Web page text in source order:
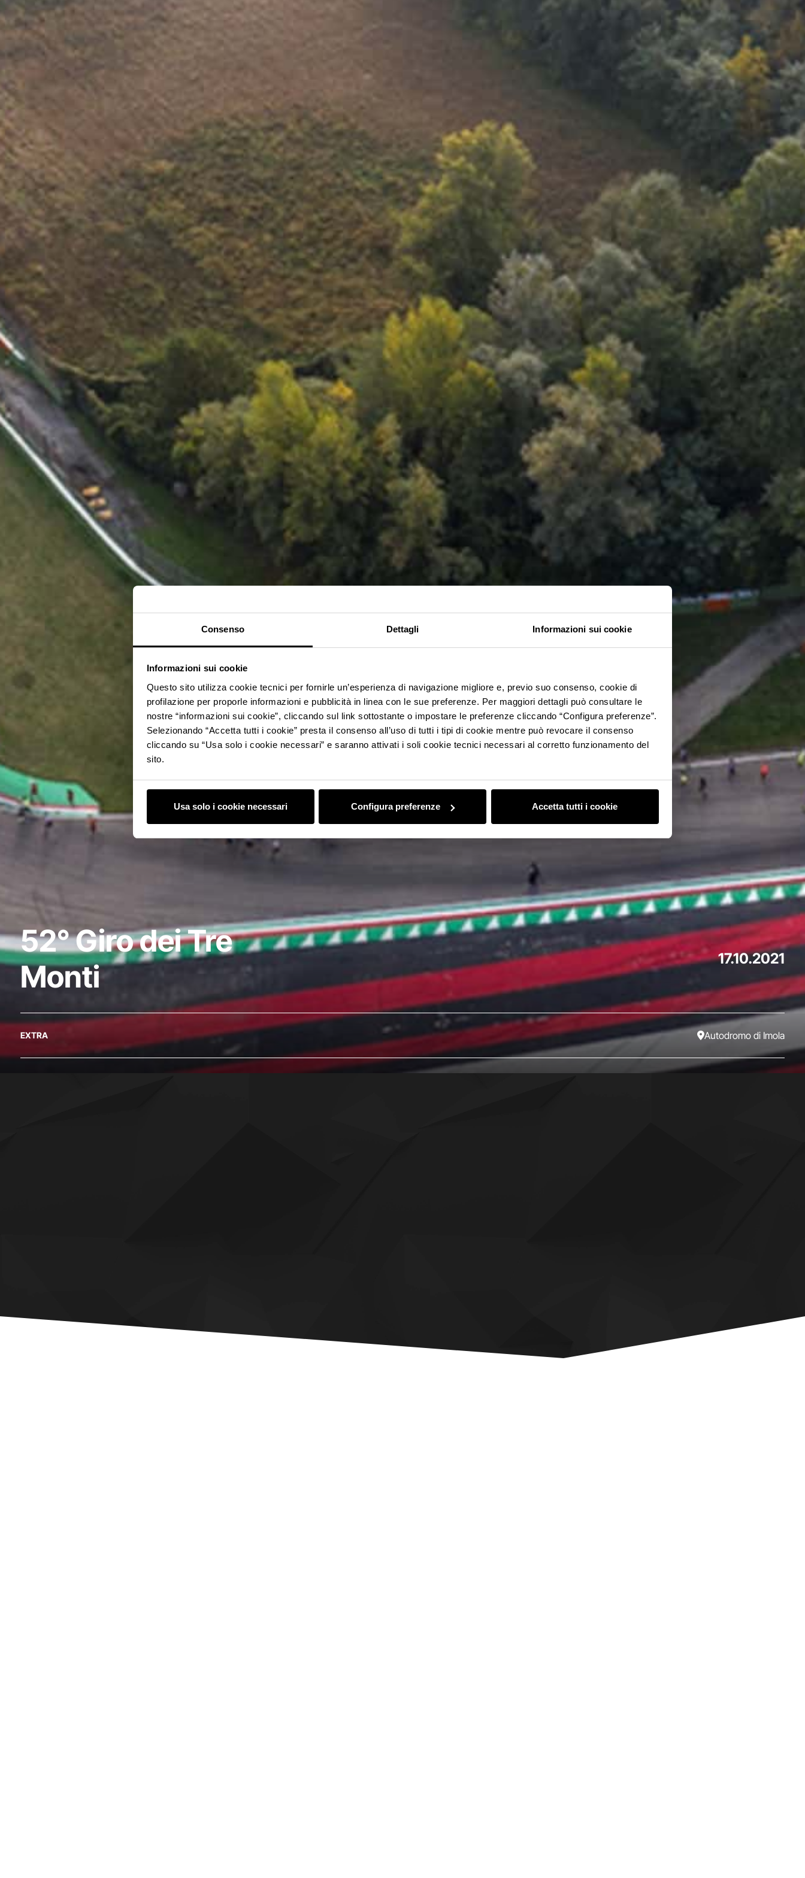
Consenso Dettagli Informazioni sui cookie
Informazioni sui cookie
Questo sito utilizza cookie tecnici per fornirle un’esperienza di navigazione migliore e, previo suo consenso, cookie di
profilazione per proporle informazioni e pubblicità in linea con le sue preferenze. Per maggiori dettagli può consultare le
nostre “informazioni sui cookie”, cliccando sul link sottostante o impostare le preferenze cliccando “Configura preferenze”.
Selezionando “Accetta tutti i cookie” presta il consenso all’uso di tutti i tipi di cookie mentre può revocare il consenso
cliccando su “Usa solo i cookie necessari” e saranno attivati i soli cookie tecnici necessari al corretto funzionamento del
sito.
Usa solo i cookie necessari Configura preferenze Accetta tutti i cookie
52° Giro dei Tre
Monti
17.10.2021
EXTRA Autodromo di Imola